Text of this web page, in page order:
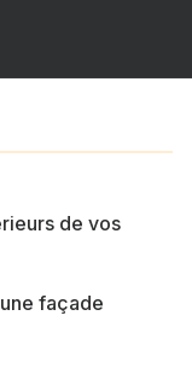
de vos
façade